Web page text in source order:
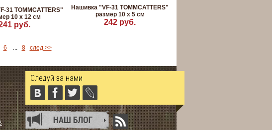
31 TOMMCATTERS"
10 x 12 см
руб.
Нашивка "VF-31 TOMMCATTERS"
размер 10 x 5 см
242 руб.
6 ... 8 след >>
Следуй за нами